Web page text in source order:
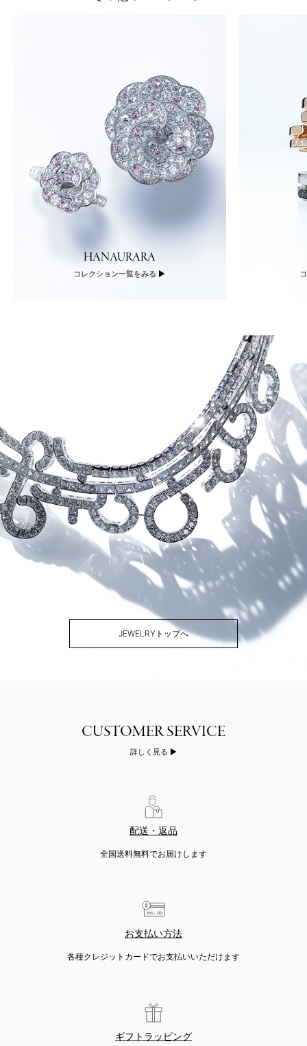
HANAURARA
コレクション一覧をみる
JEWELRYトップへ
詳しく見る
配送・返品
全国送料無料でお届けします
お支払い方法
各種クレジットカードでお支払いいただけます
ギフトラッピング